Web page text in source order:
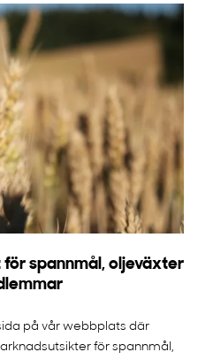
spannmål, oljeväxter
på vår webbplats där
för spannmål,